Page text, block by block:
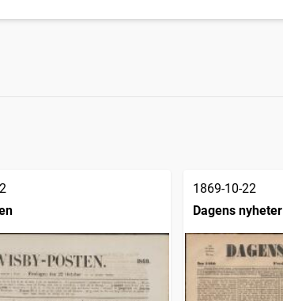
1869-10-22
Dagens nyheter